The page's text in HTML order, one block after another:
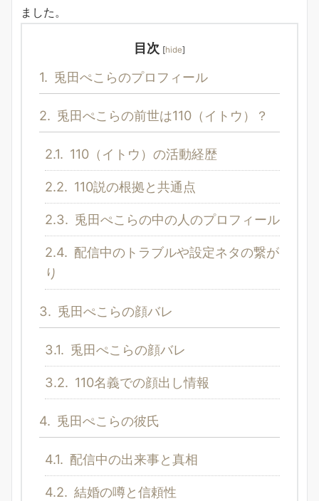
ました。
目次 [hide]
1. 兎田ぺこらのプロフィール
2. 兎田ぺこらの前世は110（イトウ）？
2.1. 110（イトウ）の活動経歴
2.2. 110説の根拠と共通点
2.3. 兎田ぺこらの中の人のプロフィール
2.4. 配信中のトラブルや設定ネタの繋が
り
3. 兎田ぺこらの顔バレ
3.1. 兎田ぺこらの顔バレ
3.2. 110名義での顔出し情報
4. 兎田ぺこらの彼氏
4.1. 配信中の出来事と真相
4.2. 結婚の噂と信頼性